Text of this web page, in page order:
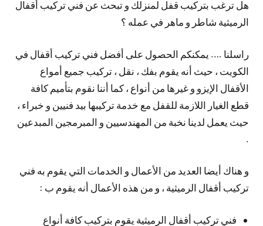
هل ترغب بتركيب قفل لمنزلك و تبحث عن فني تركيب أقفال
الرميثية شاطر و ماهر في عمله ؟
راسلنا …. يمكنكم الحصول على أفضل فني تركيب أقفال في
الكويت ، حيث أنه يقوم بفك ، نقل ، تركيب جميع أمواع
الأقفال الإيزو و غيرها من أنواع ، كما أننا نقوم بتأميم كافة
قطع الغيار اللازمة للقفل مع خدمة تركيبها بيد فنيين و خبراء ،
حيث يعمل لدينا نخبة من المهندسيين و المبرمجين المبدعين
.
و هناك أيضا العديد من الأعمال و الخدمات التي يقوم به فني
تركيب أقفال الرميثية ، و من هذه الأعمال أنه يقوم ب :
فني تركيب أقفال الرميثية يقوم بتركيب كافة أنواع